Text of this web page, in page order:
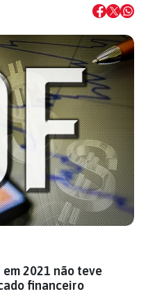
2021 não teve
financeiro